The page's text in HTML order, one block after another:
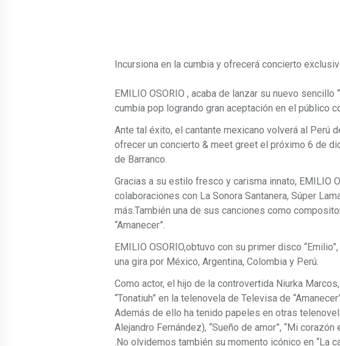
Incursiona en la cumbia y ofrecerá concierto
EMILIO OSORIO , acaba de lanzar su nuevo sencillo
cumbia pop logrando gran aceptación en el público
Ante tal éxito, el cantante mexicano volverá al Perú
ofrecer un concierto & meet greet el próximo 6 de
de Barranco.
Gracias a su estilo fresco y carisma innato, EMILIO
colaboraciones con La Sonora Santanera, Súper
más.También una de sus canciones como
“Amanecer”.
EMILIO OSORIO,obtuvo con su primer disco
una gira por México, Argentina, Colombia y Perú.
Como actor, el hijo de la controvertida Niurka
“Tonatiuh” en la telenovela de Televisa de
Además de ello ha tenido papeles en otras
Alejandro Fernández), “Sueño de amor”, “Mi
.No olvidemos también su momento icónico en “La